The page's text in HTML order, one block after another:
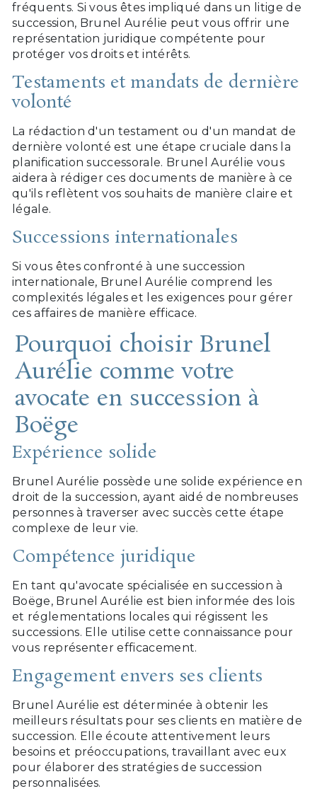
fréquents. Si vous êtes impliqué dans un litige de
succession, Brunel Aurélie peut vous offrir une
représentation juridique compétente pour
protéger vos droits et intérêts.
Testaments et mandats de dernière
volonté
La rédaction d'un testament ou d'un mandat de
dernière volonté est une étape cruciale dans la
planification successorale. Brunel Aurélie vous
aidera à rédiger ces documents de manière à ce
qu'ils reflètent vos souhaits de manière claire et
légale.
Successions internationales
Si vous êtes confronté à une succession
internationale, Brunel Aurélie comprend les
complexités légales et les exigences pour gérer
ces affaires de manière efficace.
Pourquoi choisir Brunel
Aurélie comme votre
avocate en succession à
Boëge
Expérience solide
Brunel Aurélie possède une solide expérience en
droit de la succession, ayant aidé de nombreuses
personnes à traverser avec succès cette étape
complexe de leur vie.
Compétence juridique
En tant qu'avocate spécialisée en succession à
Boëge, Brunel Aurélie est bien informée des lois
et réglementations locales qui régissent les
successions. Elle utilise cette connaissance pour
vous représenter efficacement.
Engagement envers ses clients
Brunel Aurélie est déterminée à obtenir les
meilleurs résultats pour ses clients en matière de
succession. Elle écoute attentivement leurs
besoins et préoccupations, travaillant avec eux
pour élaborer des stratégies de succession
personnalisées.